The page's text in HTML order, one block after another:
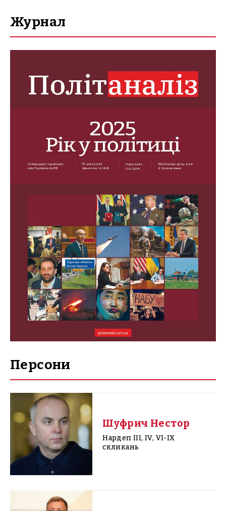
Журнал
Персони
Шуфрич Нестор
Нардеп III, IV, VI-IX
скликань